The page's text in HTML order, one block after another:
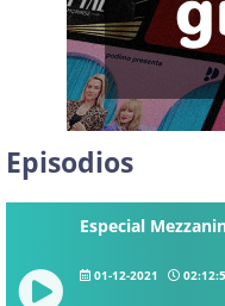
Episodios
Especial
01-12-2021